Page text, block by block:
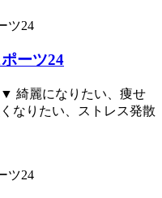
ーツ24
綺麗になりたい、痩せ
なりたい、ストレス発散